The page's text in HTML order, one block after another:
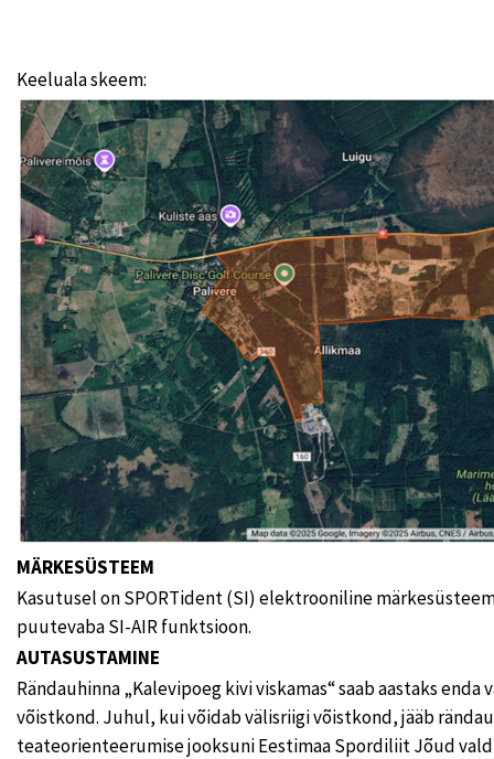
Keeluala skeem:
MÄRKESÜSTEEM
Kasutusel on SPORTident (SI) elektrooniline
puutevaba SI-AIR funktsioon.
AUTASUSTAMINE
Rändauhinna „Kalevipoeg kivi viskamas“ saab aastaks enda
võistkond. Juhul, kui võidab välisriigi võistkond, jääb
teateorienteerumise jooksuni Eestimaa Spordiliit Jõud